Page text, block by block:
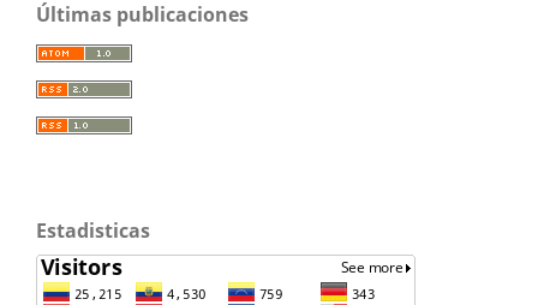
Últimas publicaciones
Estadisticas